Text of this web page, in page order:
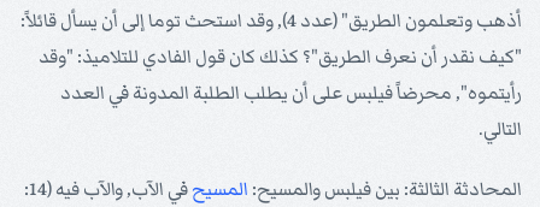
أذهب وتعلمون الطريق" (عدد 4), وقد استحث توما إلى أن يسأل قائلاً:
"كيف نقدر أن نعرف الطريق"؟ كذلك كان قول الفادي للتلاميذ: "وقد
رأيتموه", محرضاً فيلبس على أن يطلب الطلبة المدونة في العدد
التالي.
المحادثة الثالثة: بين فيلبس والمسيح: المسيح
في الآب, والآب فيه (14: